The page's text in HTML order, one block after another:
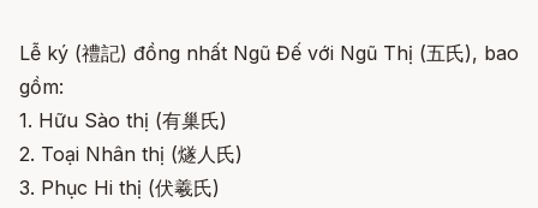
Lễ ký (禮記) đồng nhất Ngũ Đế với Ngũ Thị (五氏), bao
gồm:
1. Hữu Sào thị (有巢氏)
2. Toại Nhân thị (燧人氏)
3. Phục Hi thị (伏羲氏)